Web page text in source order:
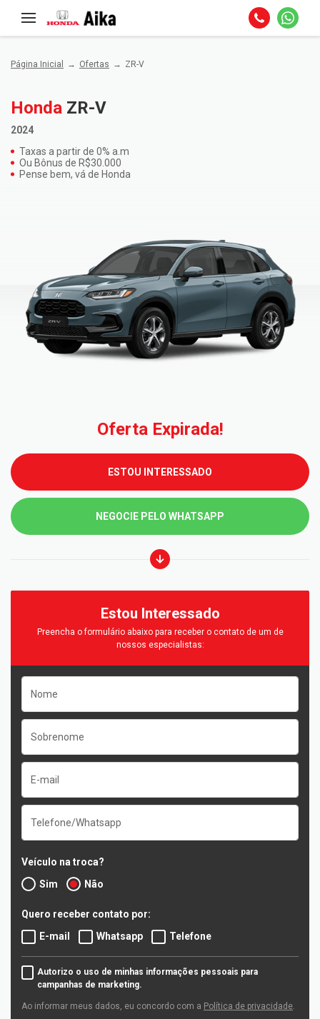
Página Inicial Ofertas ZR-V
Honda ZR-V
2024
Taxas a partir de 0% a.m
Ou Bônus de R$30.000
Pense bem, vá de Honda
Oferta Expirada!
ESTOU INTERESSADO
NEGOCIE PELO WHATSAPP
Estou Interessado
Preencha o formulário abaixo para receber o contato de um de
nossos especialistas:
Veículo na troca?
Sim
Não
Quero receber contato por:
E-mail
Whatsapp Telefone
Autorizo o uso de minhas informações pessoais para
campanhas de marketing.
Ao informar meus dados, eu concordo com a Política de privacidade.